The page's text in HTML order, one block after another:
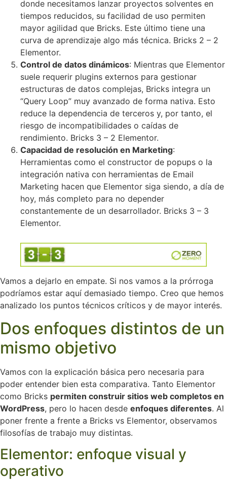
donde necesitamos lanzar proyectos solventes en
tiempos reducidos, su facilidad de uso permiten
mayor agilidad que Bricks. Este último tiene una
curva de aprendizaje algo más técnica. Bricks 2 – 2
Elementor.
Control de datos dinámicos: Mientras que Elementor
suele requerir plugins externos para gestionar
estructuras de datos complejas, Bricks integra un
“Query Loop” muy avanzado de forma nativa. Esto
reduce la dependencia de terceros y, por tanto, el
riesgo de incompatibilidades o caídas de
rendimiento. Bricks 3 – 2 Elementor.
Capacidad de resolución en Marketing:
Herramientas como el constructor de popups o la
integración nativa con herramientas de Email
Marketing hacen que Elementor siga siendo, a día de
hoy, más completo para no depender
constantemente de un desarrollador. Bricks 3 – 3
Elementor.
Vamos a dejarlo en empate. Si nos vamos a la prórroga
podríamos estar aquí demasiado tiempo. Creo que hemos
analizado los puntos técnicos críticos y de mayor interés.
Dos enfoques distintos de un
mismo objetivo
Vamos con la explicación básica pero necesaria para
poder entender bien esta comparativa. Tanto Elementor
como Bricks permiten construir sitios web completos en
WordPress, pero lo hacen desde enfoques diferentes. Al
poner frente a frente a Bricks vs Elementor, observamos
filosofías de trabajo muy distintas.
Elementor: enfoque visual y
operativo